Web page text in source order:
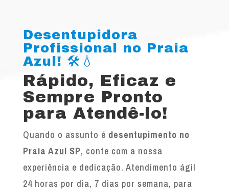
Desentupidora
Profissional no Praia
Azul! 🛠️💧
Rápido, Eficaz e
Sempre Pronto
para Atendê-lo!
Quando o assunto é desentupimento no
Praia Azul SP, conte com a nossa
experiência e dedicação. Atendimento ágil
24 horas por dia, 7 dias por semana, para